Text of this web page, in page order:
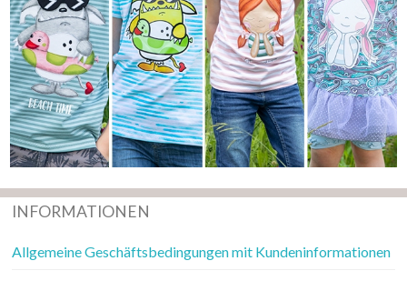
INFORMATIONEN
Allgemeine Geschäftsbedingungen mit Kundeninformationen